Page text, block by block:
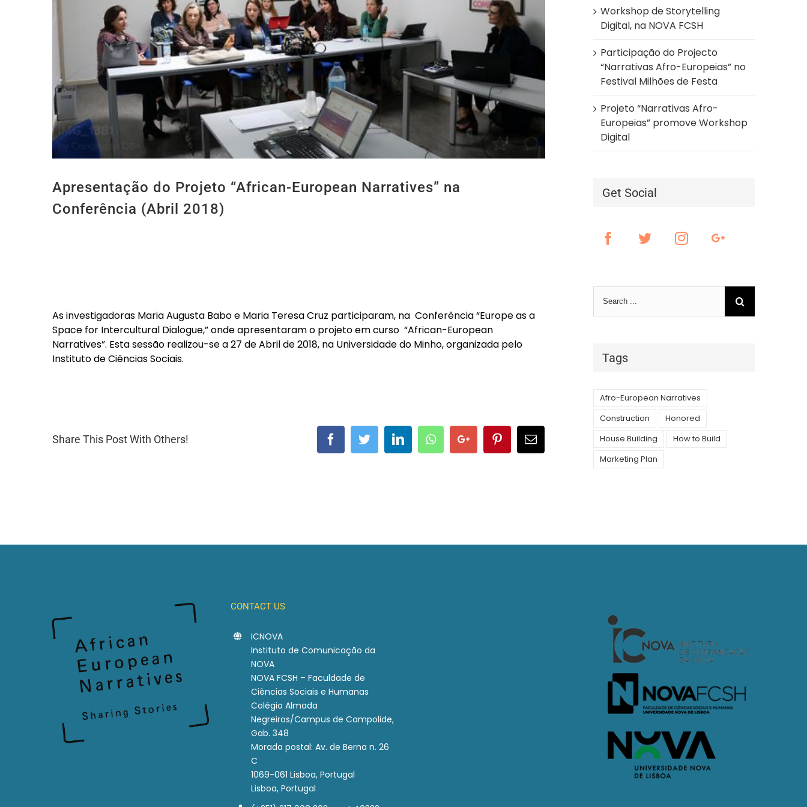
Apresentação do Projeto “African-European Narratives” na
Conferência (Abril 2018)
As investigadoras Maria Augusta Babo e Maria Teresa Cruz participaram, na Conferência “Europe as a
Space for Intercultural Dialogue,” onde apresentaram o projeto em curso “African-European
Narratives”. Esta sessão realizou-se a 27 de Abril de 2018, na Universidade do Minho, organizada pelo
Instituto de Ciências Sociais.
Share This Post With Others! FacebookTwitterLinkedInWhatsappGoogle+ PinterestEmail
Workshop de Storytelling
Digital, na NOVA FCSH
Participação do Projecto
“Narrativas Afro-Europeias” no
Festival Milhões de Festa
Projeto “Narrativas Afro-
Europeias” promove Workshop
Digital
Get Social
for:
Tags
Afro-European Narratives
Construction
Honored
House Building
How to Build
Marketing Plan
CONTACT US
ICNOVA
Instituto de Comunicação da
NOVA
NOVA FCSH – Faculdade de
Ciências Sociais e Humanas
Colégio Almada
Negreiros/Campus de Campolide,
Gab. 348
Morada postal: Av. de Berna n. 26
C
1069-061 Lisboa, Portugal
Lisboa, Portugal